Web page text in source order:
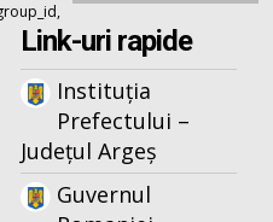
Link-uri rapide
Instituția
Prefectului –
Județul Argeș
Guvernul